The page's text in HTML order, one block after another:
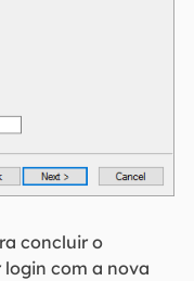
concluir o
login com a nova